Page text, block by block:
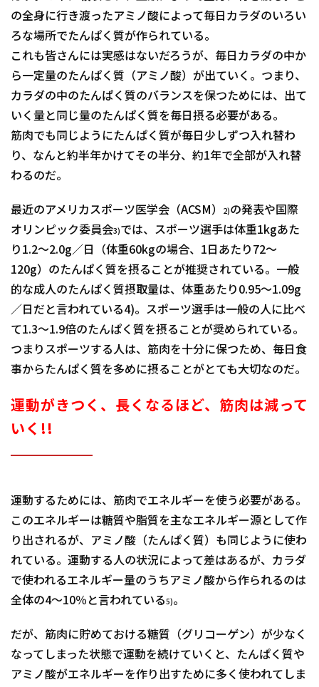
の全身に行き渡ったアミノ酸によって毎日カラダのいろい
ろな場所でたんぱく質が作られている。
これも皆さんには実感はないだろうが、毎日カラダの中か
ら一定量のたんぱく質（アミノ酸）が出ていく。つまり、
カラダの中のたんぱく質のバランスを保つためには、出て
いく量と同じ量のたんぱく質を毎日摂る必要がある。
筋肉でも同じようにたんぱく質が毎日少しずつ入れ替わ
り、なんと約半年かけてその半分、約1年で全部が入れ替
わるのだ。
最近のアメリカスポーツ医学会（ACSM） 2)の発表や国際
オリンピック委員会3)では、スポーツ選手は体重1kgあた
り1.2～2.0g／日（体重60kgの場合、1日あたり72～
120g）のたんぱく質を摂ることが推奨されている。一般
的な成人のたんぱく質摂取量は、体重あたり0.95～1.09g
／日だと言われている4)。スポーツ選手は一般の人に比べ
て1.3～1.9倍のたんぱく質を摂ることが奨められている。
つまりスポーツする人は、筋肉を十分に保つため、毎日食
事からたんぱく質を多めに摂ることがとても大切なのだ。
運動がきつく、長くなるほど、筋肉は減って
いく!!
運動するためには、筋肉でエネルギーを使う必要がある。
このエネルギーは糖質や脂質を主なエネルギー源として作
り出されるが、アミノ酸（たんぱく質）も同じように使わ
れている。運動する人の状況によって差はあるが、カラダ
で使われるエネルギー量のうちアミノ酸から作られるのは
全体の4～10％と言われている5)。
だが、筋肉に貯めておける糖質（グリコーゲン）が少なく
なってしまった状態で運動を続けていくと、たんぱく質や
アミノ酸がエネルギーを作り出すために多く使われてしま